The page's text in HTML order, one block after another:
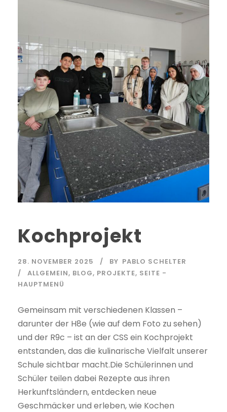
Kochprojekt
28. NOVEMBER 2025 BY PABLO SCHELTER
ALLGEMEIN, BLOG, PROJEKTE, SEITE -
HAUPTMENÜ
Gemeinsam mit verschiedenen Klassen –
darunter der H8e (wie auf dem Foto zu sehen)
und der R9c – ist an der CSS ein Kochprojekt
entstanden, das die kulinarische Vielfalt unserer
Schule sichtbar macht.Die Schülerinnen und
Schüler teilen dabei Rezepte aus ihren
Herkunftsländern, entdecken neue
Geschmäcker und erleben, wie Kochen